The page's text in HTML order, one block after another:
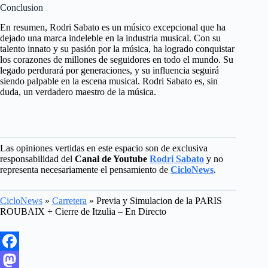
Conclusion
En resumen, Rodri Sabato es un músico excepcional que ha
dejado una marca indeleble en la industria musical. Con su
talento innato y su pasión por la música, ha logrado conquistar
los corazones de millones de seguidores en todo el mundo. Su
legado perdurará por generaciones, y su influencia seguirá
siendo palpable en la escena musical. Rodri Sabato es, sin
duda, un verdadero maestro de la música.
Las opiniones vertidas en este espacio son de exclusiva
responsabilidad del Canal de Youtube Rodri Sabato y no
representa necesariamente el pensamiento de CicloNews.
CicloNews » Carretera » Previa y Simulacion de la PARIS
ROUBAIX + Cierre de Itzulia – En Directo
F